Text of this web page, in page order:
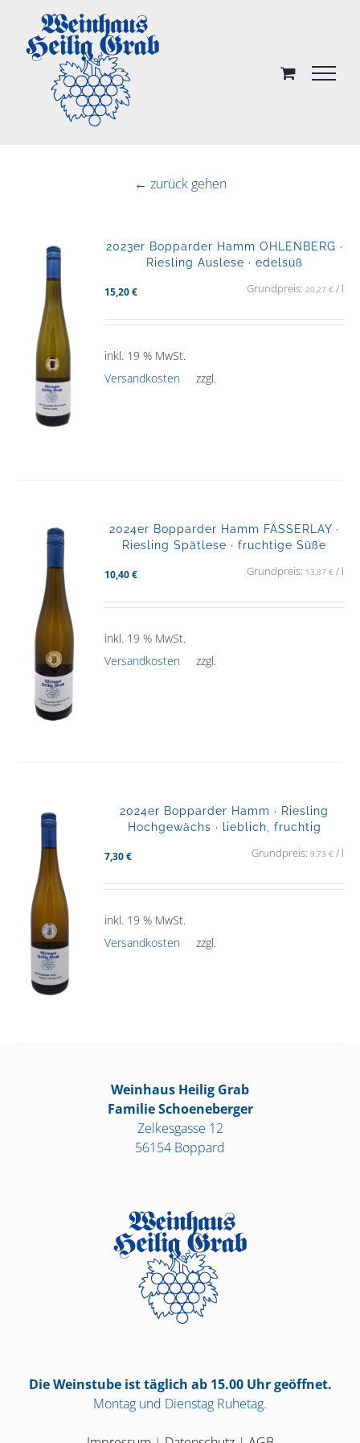
content
← zurück gehen
2023er Bopparder Hamm OHLENBERG ·
Riesling Auslese · edelsüß
15,20€ Grundpreis: 20,27 €/ l
inkl. 19 % MwSt.
zzgl.
Versandkosten
2024er Bopparder Hamm FÄSSERLAY ·
Riesling Spätlese · fruchtige Süße
10,40€ Grundpreis: 13,87 €/ l
inkl. 19 % MwSt.
zzgl.
Versandkosten
2024er Bopparder Hamm · Riesling
Hochgewächs · lieblich, fruchtig
7,30€ Grundpreis: 9,73 €/ l
inkl. 19 % MwSt.
zzgl.
Versandkosten
Weinhaus Heilig Grab
Familie Schoeneberger
Zelkesgasse 12
56154 Boppard
Die Weinstube ist täglich ab 15.00 Uhr geöffnet.
Montag und Dienstag Ruhetag.